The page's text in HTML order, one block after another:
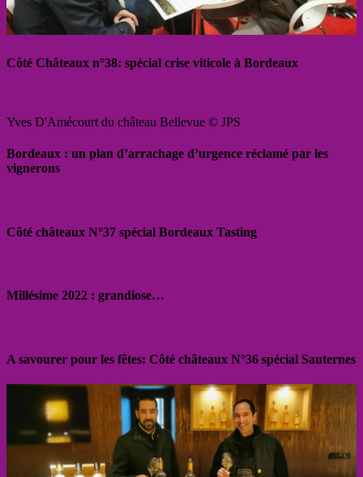
Côté Châteaux n°38: spécial crise viticole à Bordeaux
Yves D'Amécourt du château Bellevue © JPS
Bordeaux : un plan d’arrachage d’urgence réclamé par les
vignerons
Côté châteaux N°37 spécial Bordeaux Tasting
Millésime 2022 : grandiose…
A savourer pour les fêtes: Côté châteaux N°36 spécial Sauternes